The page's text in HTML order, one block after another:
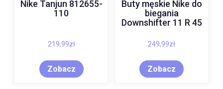
Nike Tanjun 812655-
110
219,99zł
Zobacz
Buty męskie Nike do
biegania
Downshifter 11 R 45
249,99zł
Zobacz